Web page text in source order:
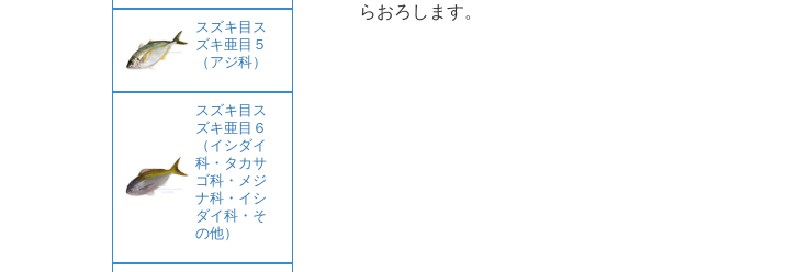
らおろします。
スズキ目ス
ズキ亜目５
（アジ科）
スズキ目ス
ズキ亜目６
（イシダイ
科・タカサ
ゴ科・メジ
ナ科・イシ
ダイ科・そ
の他）